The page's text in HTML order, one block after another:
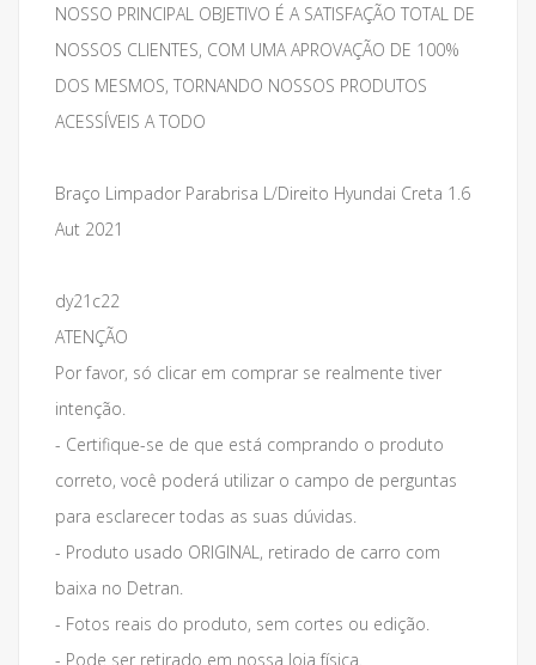
NOSSO PRINCIPAL OBJETIVO É A SATISFAÇÃO TOTAL DE
NOSSOS CLIENTES, COM UMA APROVAÇÃO DE 100%
DOS MESMOS, TORNANDO NOSSOS PRODUTOS
ACESSÍVEIS A TODO
Braço Limpador Parabrisa L/Direito Hyundai Creta 1.6
Aut 2021
dy21c22
ATENÇÃO
Por favor, só clicar em comprar se realmente tiver
intenção.
- Certifique-se de que está comprando o produto
correto, você poderá utilizar o campo de perguntas
para esclarecer todas as suas dúvidas.
- Produto usado ORIGINAL, retirado de carro com
baixa no Detran.
- Fotos reais do produto, sem cortes ou edição.
- Pode ser retirado em nossa loja física.